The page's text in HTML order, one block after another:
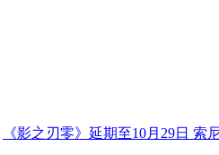
《影之刃零》延期至10月29日 索